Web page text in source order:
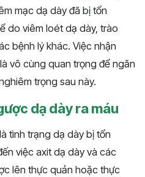
mạc dạ dày đã bị tổn
do viêm loét dạ dày, trào
bệnh lý khác. Việc nhận
vô cùng quan trọng để ngăn
trọng sau này.
dạ dày ra máu
tình trạng dạ dày bị tổn
việc axit dạ dày và các
lên thực quản hoặc thực